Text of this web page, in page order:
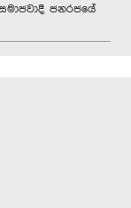
සමාජවාදී ජනරජයේ